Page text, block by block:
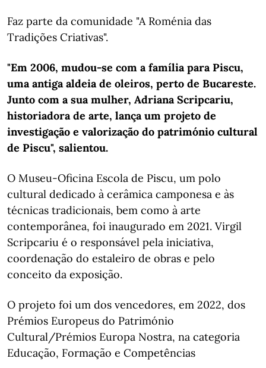
Faz parte da comunidade "A Roménia das
Tradições Criativas".
"Em 2006, mudou-se com a família para Piscu,
uma antiga aldeia de oleiros, perto de Bucareste.
Junto com a sua mulher, Adriana Scripcariu,
historiadora de arte, lança um projeto de
investigação e valorização do património cultural
de Piscu", salientou.
O Museu-Oficina Escola de Piscu, um polo
cultural dedicado à cerâmica camponesa e às
técnicas tradicionais, bem como à arte
contemporânea, foi inaugurado em 2021. Virgil
Scripcariu é o responsável pela iniciativa,
coordenação do estaleiro de obras e pelo
conceito da exposição.
O projeto foi um dos vencedores, em 2022, dos
Prémios Europeus do Património
Cultural/Prémios Europa Nostra, na categoria
Educação, Formação e Competências